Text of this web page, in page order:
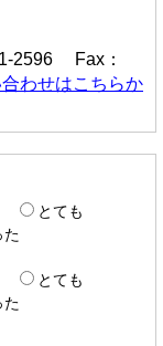
2596 Fax：
わせはこちらか
とても
た
とても
た